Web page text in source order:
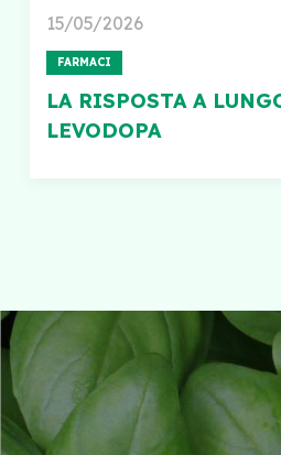
15/05/2026
FARMACI
LA RISPOSTA A
LEVODOPA